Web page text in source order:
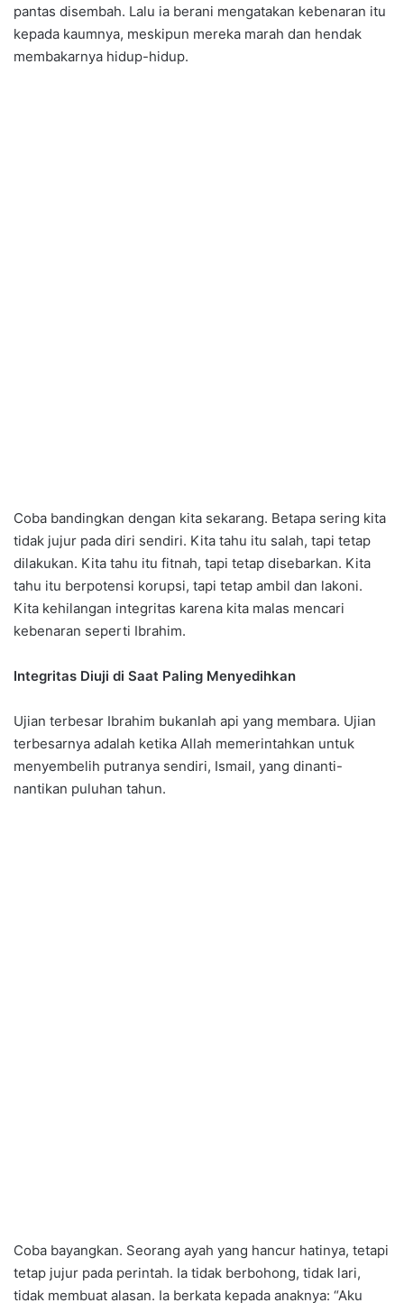
pantas disembah. Lalu ia berani mengatakan kebenaran itu
kepada kaumnya, meskipun mereka marah dan hendak
membakarnya hidup-hidup.
Coba bandingkan dengan kita sekarang. Betapa sering kita
tidak jujur pada diri sendiri. Kita tahu itu salah, tapi tetap
dilakukan. Kita tahu itu fitnah, tapi tetap disebarkan. Kita
tahu itu berpotensi korupsi, tapi tetap ambil dan lakoni.
Kita kehilangan integritas karena kita malas mencari
kebenaran seperti Ibrahim.
Integritas Diuji di Saat Paling Menyedihkan
Ujian terbesar Ibrahim bukanlah api yang membara. Ujian
terbesarnya adalah ketika Allah memerintahkan untuk
menyembelih putranya sendiri, Ismail, yang dinanti-
nantikan puluhan tahun.
Coba bayangkan. Seorang ayah yang hancur hatinya, tetapi
tetap jujur pada perintah. Ia tidak berbohong, tidak lari,
tidak membuat alasan. Ia berkata kepada anaknya: “Aku